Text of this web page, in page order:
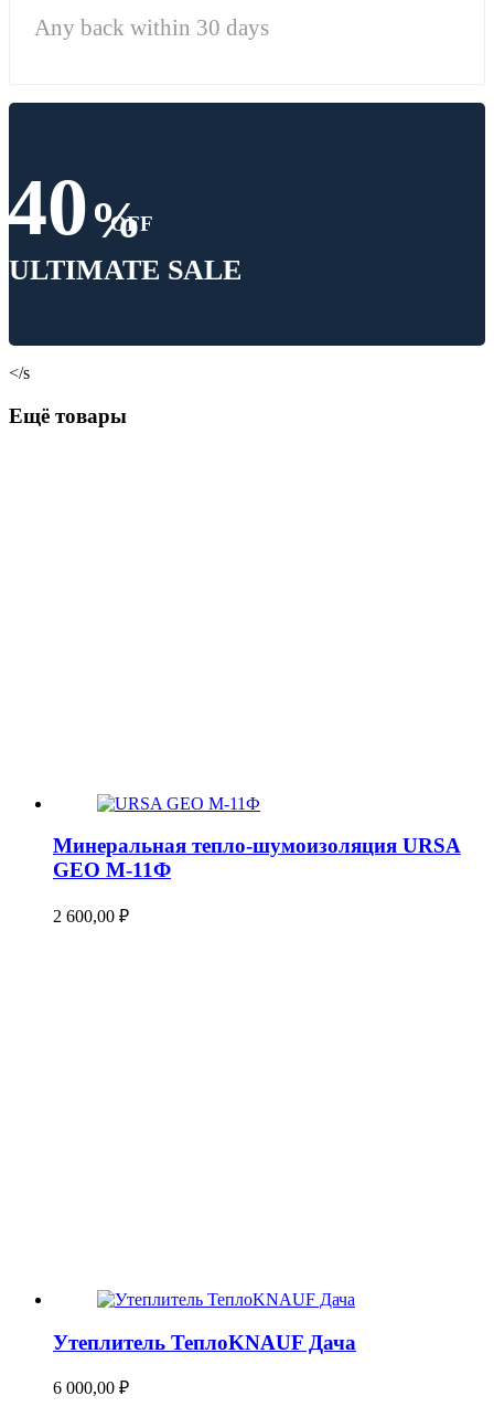
Any back within 30 days
40%
OFF
ULTIMATE SALE
</s
Ещё товары
Минеральная тепло-шумоизоляция URSA
GEO М-11Ф
2 600,00 ₽
Утеплитель ТеплоKNAUF Дача
6 000,00 ₽